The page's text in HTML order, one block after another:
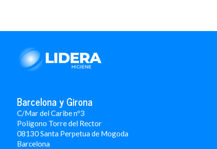
Barcelona y Girona
C/Mar del Caribe nº3
Polígono Torre del Rector
08130 Santa Perpetua de Mogoda
Barcelona